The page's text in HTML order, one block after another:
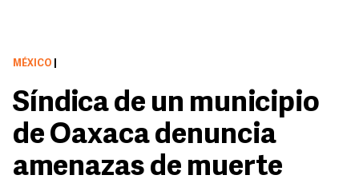
MÉXICO
Síndica de un municipio
de Oaxaca denuncia
amenazas de muerte